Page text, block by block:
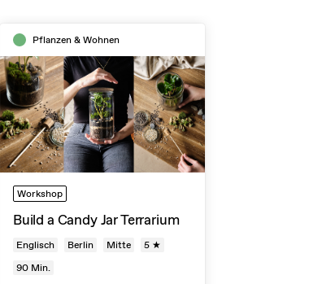
Pflanzen & Wohnen
Workshop
Build a Candy Jar Terrarium
Englisch Berlin Mitte
5 ★
90 Min.